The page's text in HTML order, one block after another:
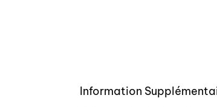
Information